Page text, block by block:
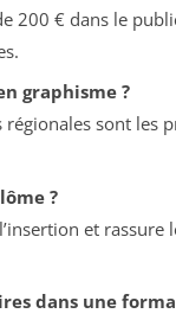
200 € dans le
graphisme ?
régionales sont les
?
et rassure
dans une